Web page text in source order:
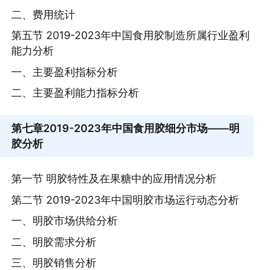
二、费用统计
第五节 2019-2023年中国食用胶制造所属行业盈利
能力分析
一、主要盈利指标分析
二、主要盈利能力指标分析
第七章2019-2023年中国食用胶细分市场——明
胶分析
第一节 明胶特性及在果糖中的应用情况分析
第二节 2019-2023年中国明胶市场运行动态分析
一、明胶市场供给分析
二、明胶需求分析
三、明胶销售分析